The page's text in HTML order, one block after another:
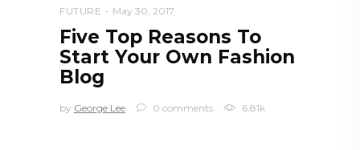
FUTURE May 30, 2017
Five Top Reasons To
Start Your Own Fashion
Blog
by George Lee 0 comments 6.81k